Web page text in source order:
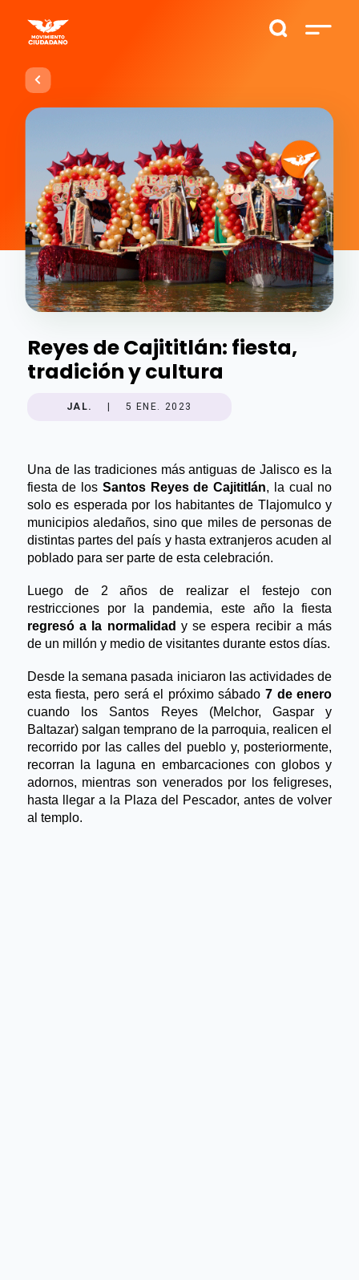
Reyes de Cajititlán: fiesta,
tradición y cultura
JAL. 5 ENE. 2023
Una de las tradiciones más antiguas de Jalisco es la
fiesta de los Santos Reyes de Cajititlán, la cual no
solo es esperada por los habitantes de Tlajomulco y
municipios aledaños, sino que miles de personas de
distintas partes del país y hasta extranjeros acuden al
poblado para ser parte de esta celebración.
Luego de 2 años de realizar el festejo con
regresó a la normalidad y se espera recibir a más
de un millón y medio de visitantes durante estos días.
Desde la semana pasada iniciaron las actividades de
esta fiesta, pero será el próximo sábado
cuando los Santos Reyes (Melchor, Gaspar y
Baltazar) salgan temprano de la parroquia, realicen el
recorrido por las calles del pueblo y, posteriormente,
recorran la laguna en embarcaciones con globos y
adornos, mientras son venerados por los feligreses,
hasta llegar a la Plaza del Pescador, antes de volver
al templo.